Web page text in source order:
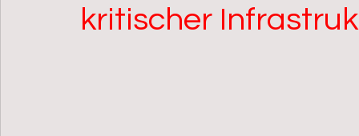
kritischer